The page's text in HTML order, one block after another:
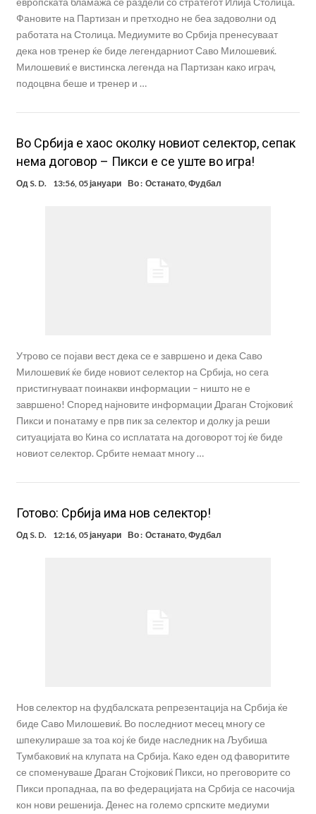
Фановите на Партизан и претходно не беа задоволни од
работата на Столица. Медиумите во Србија пренесуваат
дека нов тренер ќе биде легендарниот Саво Милошевиќ.
Милошевиќ е вистинска легенда на Партизан како играч,
подоцвна беше и тренер и …
Во Србија е хаос околку новиот селектор, сепак
нема договор – Пикси е се уште во игра!
Од S. D. 13:56, 05 јануари Во : Останато, Фудбал
Утрово се појави вест дека се е завршено и дека Саво
Милошевиќ ќе биде новиот селектор на Србија, но сега
пристигнуваат поинакви информации – ништо не е
завршено! Според најновите информации Драган Стојковиќ
Пикси и понатаму е прв пик за селектор и долку ја реши
ситуацијата во Кина со исплатата на договорот тој ќе биде
новиот селектор. Србите немаат многу …
Готово: Србија има нов селектор!
Од S. D. 12:16, 05 јануари Во : Останато,Фудбал
Нов селектор на фудбалската репрезентација на Србија ќе
биде Саво Милошевиќ. Во последниот месец многу се
шпекулираше за тоа кој ќе биде наследник на Љубиша
Тумбаковиќ на клупата на Србија. Како еден од фаворитите
се споменуваше Драган Стојковиќ Пикси, но преговорите со
Пикси пропаднаа, па во федерацијата на Србија се насочија
кон нови решенија. Денес на големо српските медиуми